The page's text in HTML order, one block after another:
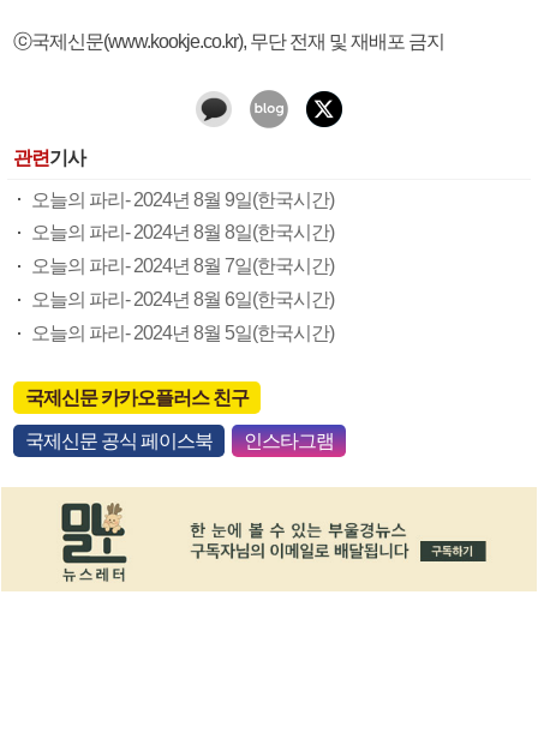
ⓒ국제신문(www.kookje.co.kr), 무단 전재 및 재배포 금지
관련기사
오늘의 파리- 2024년 8월 9일(한국시간)
오늘의 파리- 2024년 8월 8일(한국시간)
오늘의 파리- 2024년 8월 7일(한국시간)
오늘의 파리- 2024년 8월 6일(한국시간)
오늘의 파리- 2024년 8월 5일(한국시간)
국제신문 카카오플러스 친구
국제신문 공식 페이스북 인스타그램